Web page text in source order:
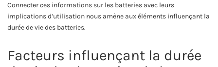
Connecter ces informations sur les batteries avec leurs
implications d’utilisation nous amène aux éléments influençant la
durée de vie des batteries.
Facteurs influençant la durée